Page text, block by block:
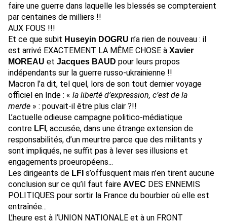
faire une guerre dans laquelle les blessés se compteraient
par centaines de milliers !!
AUX FOUS !!!
Et ce que subit Huseyin DOGRU n’a rien de nouveau : il
est arrivé EXACTEMENT LA MÊME CHOSE à Xavier
MOREAU et Jacques BAUD pour leurs propos
indépendants sur la guerre russo-ukrainienne !!
Macron l’a dit, tel quel, lors de son tout dernier voyage
officiel en Inde : « la liberté d’expression, c’est de la
merde » : pouvait-il être plus clair ?!!
L’actuelle odieuse campagne politico-médiatique
contre LFI , accusée, dans une étrange extension de
responsabilités, d’un meurtre parce que des militants y
sont impliqués, ne suffit pas à lever ses illusions et
engagements proeuropéens...
Les dirigeants de LFI s’offusquent mais n’en tirent aucune
conclusion sur ce qu’il faut faire AVEC DES ENNEMIS
POLITIQUES pour sortir la France du bourbier où elle est
entraînée...
L’heure est à l’UNION NATIONALE et à un FRONT